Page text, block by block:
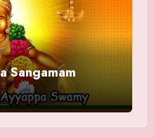
Sangamam